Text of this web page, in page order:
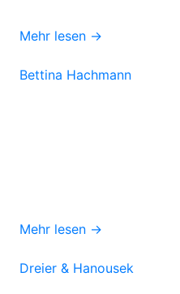
Mehr lesen →
Bettina Hachmann
Mehr lesen →
Dreier & Hanousek